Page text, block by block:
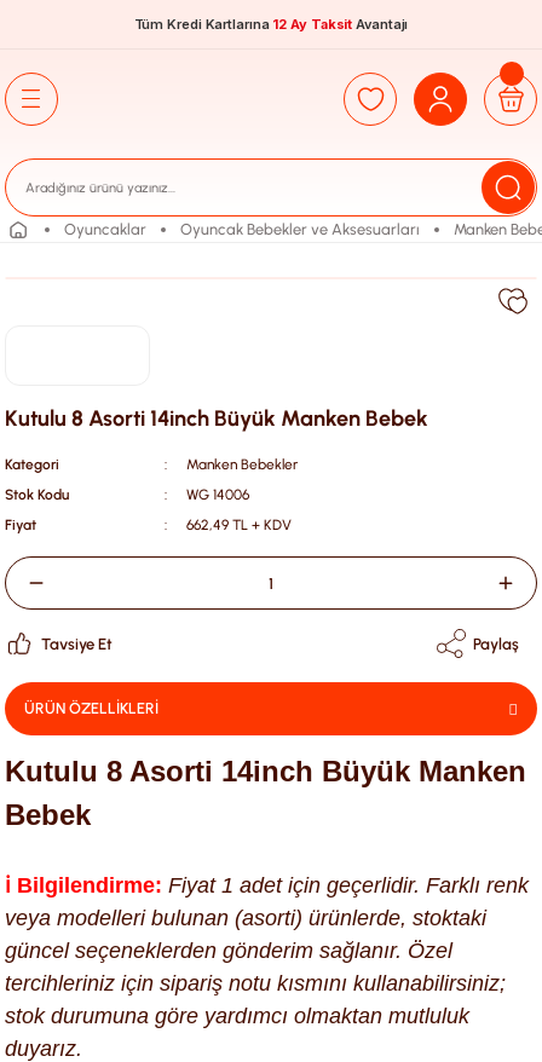
Tüm Kredi Kartlarına 12 Ay Taksit Avantajı
Oyuncaklar Oyuncak Bebekler ve Aksesuarları Manken
Kutulu 8 Asorti 14inch Büyük Manken Bebek
Kategori
Manken Bebekler
Stok Kodu
WG 14006
Fiyat
662,49 TL + KDV
Tavsiye Et Paylaş
ÜRÜN ÖZELLİKLERİ
Kutulu 8 Asorti 14inch Büyük Manken
Bebek
ℹ️ Bilgilendirme: Fiyat 1 adet için geçerlidir. Farklı renk
veya modelleri bulunan (asorti) ürünlerde, stoktaki
güncel seçeneklerden gönderim sağlanır. Özel
tercihleriniz için sipariş notu kısmını kullanabilirsiniz;
stok durumuna göre yardımcı olmaktan mutluluk
duyarız.